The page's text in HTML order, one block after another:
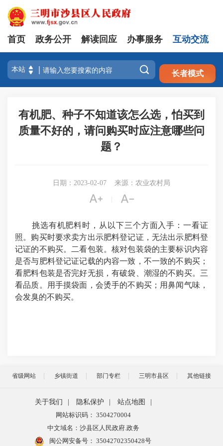
注册 登录
首页 政务公开 解读回应 办事服务 互动交流
 长者模式
有机肥、种子不知道该怎么选，怕买到
质量不好的，请问购买时应注意哪些问
题？
日期：2023-02-07 来源：农业农村局
 
挑选有机肥料时，从以下三个方面入手：一看证
照。购买时要求卖方出示肥料登记证，无法出示肥料登
记证的不购买。二看包装。核对包装袋的主要标识内容
是否与肥料登记证记载的内容一致，不一致的不购买；
看肥料包装是否完好无损，有破袋、潮湿的不购买。三
看品质。用手摸袋面，会烫手的不购买；用鼻闻气味，
会发臭的不购买。
省级网站 乡镇街道 部门专栏 三明市县区 其他链接
关于我们 隐私保护 站点地图
网站标识码： 3504270004
中文域名：沙县区人民政府.政务
闽公网安备号： 35042702350428号